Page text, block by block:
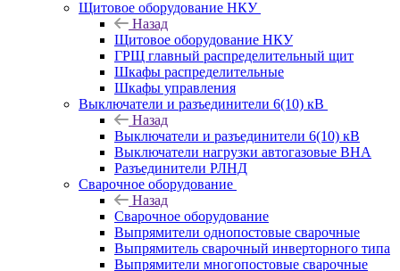
Щитовое оборудование НКУ
Назад
Щитовое оборудование НКУ
ГРЩ главный распределительный щит
Шкафы распределительные
Шкафы управления
Выключатели и разъединители 6(10) кВ
Назад
Выключатели и разъединители 6(10) кВ
Выключатели нагрузки автогазовые ВНА
Разъединители РЛНД
Сварочное оборудование
Назад
Сварочное оборудование
Выпрямители однопостовые сварочные
Выпрямитель сварочный инверторного типа
Выпрямители многопостовые сварочные